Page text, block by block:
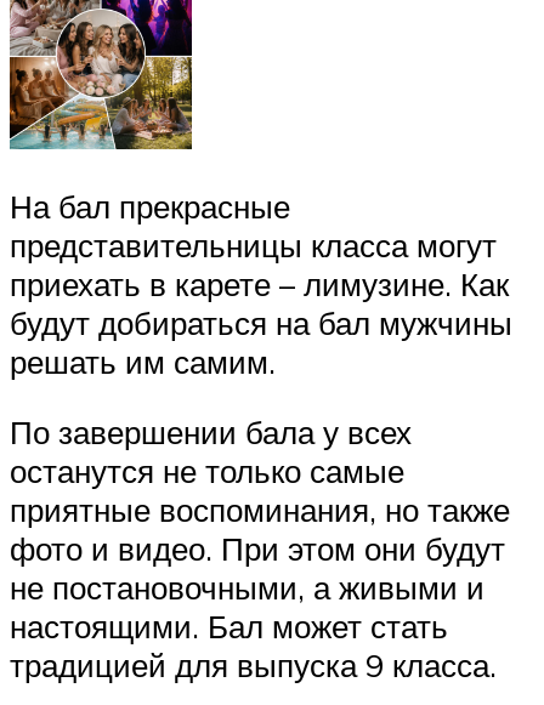
На бал прекрасные
представительницы класса могут
приехать в карете – лимузине. Как
будут добираться на бал мужчины
решать им самим.
По завершении бала у всех
останутся не только самые
приятные воспоминания, но также
фото и видео. При этом они будут
не постановочными, а живыми и
настоящими. Бал может стать
традицией для выпуска 9 класса.